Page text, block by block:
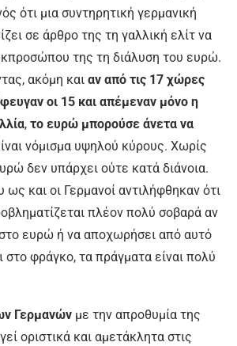
ότι μια συντηρητική γερμανική
σε άρθρο της τη γαλλική ελίτ να
της τη διάλυση του ευρώ.
ακόμη και αν από τις 17 χώρες
οι 15 και απέμεναν μόνο η
, το ευρώ μπορούσε άνετα να
νόμισμα υψηλού κύρους. Χωρίς
δεν υπάρχει ούτε κατά διάνοια.
ως και οι Γερμανοί αντιλήφθηκαν ότι
πλέον πολύ σοβαρά αν
στο ευρώ ή να αποχωρήσει από αυτό
στο φράγκο, τα πράγματα είναι πολύ
Γερμανών με την απροθυμία της
οριστικά και αμετάκλητα στις